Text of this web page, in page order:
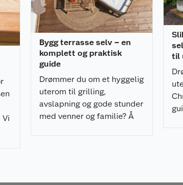
Bygg terrasse selv – en
komplett og praktisk
guide
Drømmer du om et hyggelig
uterom til grilling,
avslapning og gode stunder
med venner og familie? Å
til